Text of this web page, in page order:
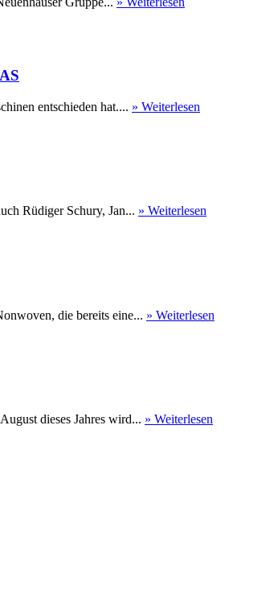
entschieden hat.... » Weiterlesen
Rüdiger Schury, Jan... » Weiterlesen
die bereits eine... » Weiterlesen
dieses Jahres wird... » Weiterlesen